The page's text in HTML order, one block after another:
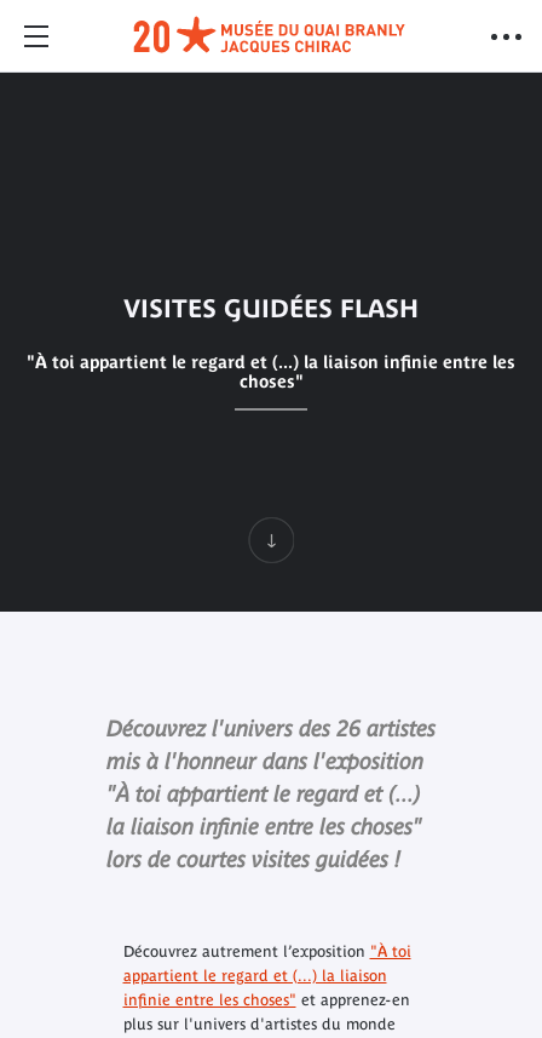
VISITES GUIDÉES FLASH
"À toi appartient le regard et (...) la liaison infinie entre les
choses"
Découvrez l'univers des 26 artistes
mis à l'honneur dans l'exposition
"À toi appartient le regard et (...)
la liaison infinie entre les choses"
lors de courtes visites guidées !
Découvrez autrement l’exposition "À toi
appartient le regard et (...) la liaison
infinie entre les choses" et apprenez-en
plus sur l'univers d'artistes du monde